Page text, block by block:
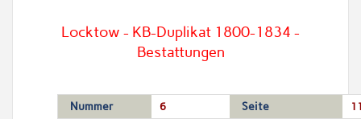
Locktow - KB-Duplikat 1800-1834 -
Bestattungen
Nummer 6 Seite